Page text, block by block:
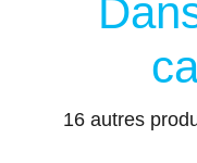
16 autres